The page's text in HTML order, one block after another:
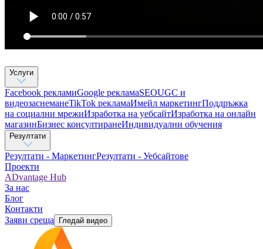
Услуги
Facebook рекламиGoogle рекламаSEOUGC и
видеозаснеманеTikTok рекламaИмейл маркетингПоддръжка
на социални мрежиИзработка на уебсайтИзработка на онлайн
магазинБизнес консултиране​Индивидуални обучения
Резултати
Резултати - МаркетингРезултати - Уебсайтове
Проекти
ADvantage Hub
За нас
Блог
Контакти
Заяви среща
Гледай видео